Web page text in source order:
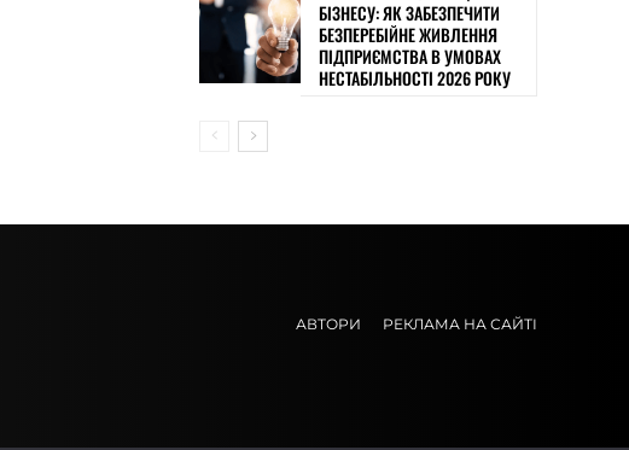
БІЗНЕСУ: ЯК ЗАБЕЗПЕЧИТИ
БЕЗПЕРЕБІЙНЕ ЖИВЛЕННЯ
ПІДПРИЄМСТВА В УМОВАХ
НЕСТАБІЛЬНОСТІ 2026 РОКУ
АВТОРИ РЕКЛАМА НА САЙТІ